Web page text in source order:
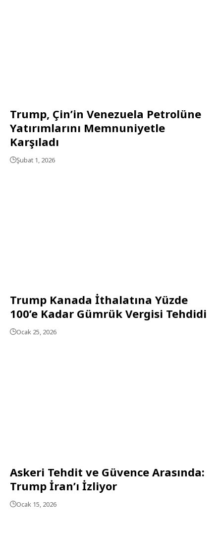
Trump, Çin’in Venezuela Petrolüne
Yatırımlarını Memnuniyetle
Karşıladı
Şubat 1, 2026
Trump Kanada İthalatına Yüzde
100’e Kadar Gümrük Vergisi Tehdidi
Ocak 25, 2026
Askeri Tehdit ve Güvence Arasında:
Trump İran’ı İzliyor
Ocak 15, 2026